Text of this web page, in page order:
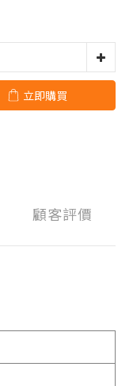
立即購買
顧客評價